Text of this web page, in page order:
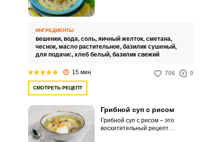
содержанием жира.
ИНГРЕДИЕНТЫ
вешенки, вода, соль, яичный желток, сметана,
чеснок, масло растительное, базилик сушеный,
для подачи:, хлеб белый, базилик свежий
15 мин 706 0
СМОТРЕТЬ РЕЦЕПТ
Грибной суп с рисом
Грибной суп с рисом – это
восхитительный рецепт